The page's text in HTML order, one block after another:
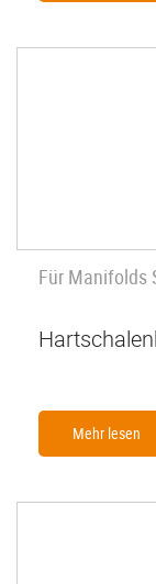
Für Manifolds
Mehr lesen